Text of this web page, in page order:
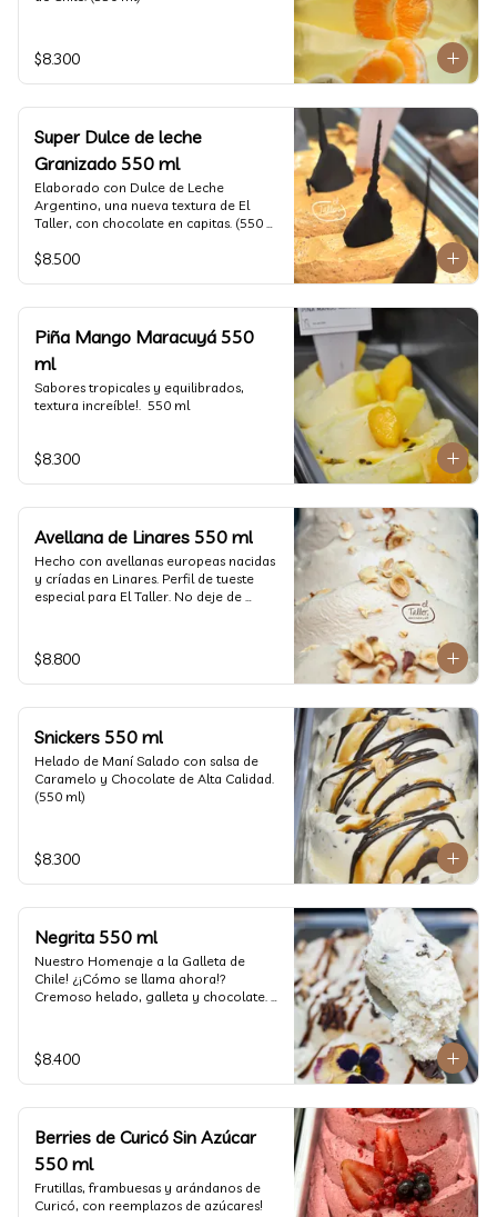
$8.300
Super Dulce de leche
Granizado 550 ml
Elaborado con Dulce de Leche
Argentino, una nueva textura de El
Taller, con chocolate en capitas. (550
$8.500
Piña Mango Maracuyá 550
ml
Sabores tropicales y equilibrados,
textura increíble!.  550 ml
$8.300
Avellana de Linares 550 ml
Hecho con avellanas europeas nacidas
y críadas en Linares. Perfil de tueste
especial para El Taller. No deje de
$8.800
Snickers 550 ml
Helado de Maní Salado con salsa de
Caramelo y Chocolate de Alta Calidad.
(550 ml)
$8.300
Negrita 550 ml
Nuestro Homenaje a la Galleta de
Chile! ¿¡Cómo se llama ahora!?
Cremoso helado, galleta y chocolate.
$8.400
Berries de Curicó Sin Azúcar
550 ml
Frutillas, frambuesas y arándanos de
Curicó, con reemplazos de azúcares!